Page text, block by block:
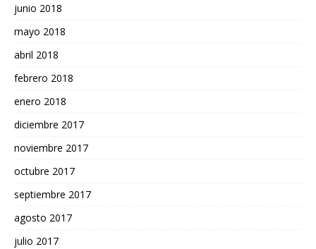
junio 2018
mayo 2018
abril 2018
febrero 2018
enero 2018
diciembre 2017
noviembre 2017
octubre 2017
septiembre 2017
agosto 2017
julio 2017